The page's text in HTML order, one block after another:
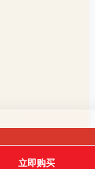
立即购买